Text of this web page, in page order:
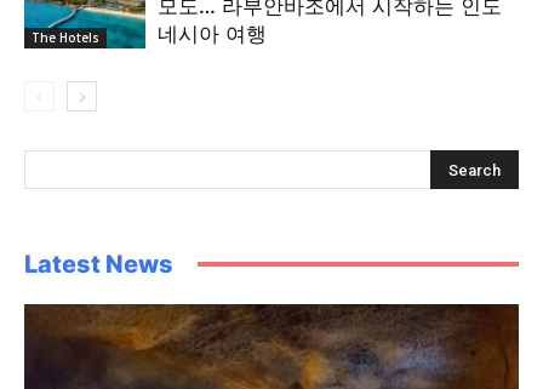
The Hotels
모도… 라부안바조에서 시작하는 인도
네시아 여행
Latest News